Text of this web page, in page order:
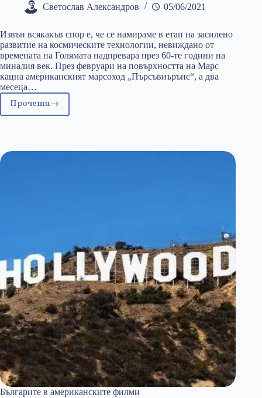
Светослав Александров 05/06/2021
Извън всякакъв спор е, че се намираме в етап на засилено
развитие на космическите технологии, невиждано от
времената на Голямата надпревара през 60-те години на
миналия век. През февруари на повърхността на Марс
кацна американският марсоход „Пърсъвиърънс“, а два
месеца…
Прочети
Кой
Българите в американските филми